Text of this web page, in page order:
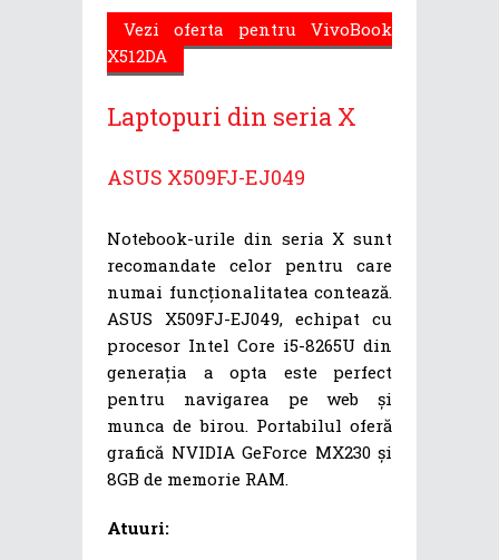
Vezi oferta pentru VivoBook
X512DA
Laptopuri din seria X
ASUS X509FJ-EJ049
Notebook-urile din seria X sunt
recomandate celor pentru care
numai funcționalitatea contează.
ASUS X509FJ-EJ049, echipat cu
procesor Intel Core i5-8265U din
generația a opta este perfect
pentru navigarea pe web și
munca de birou. Portabilul oferă
grafică NVIDIA GeForce MX230 și
8GB de memorie RAM.
Atuuri: